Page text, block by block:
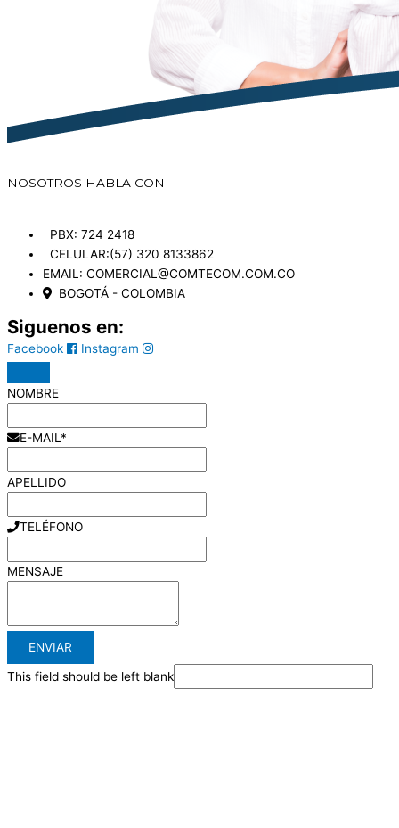
NOSOTROS HABLA CON
PBX: 724 2418
CELULAR:(57) 320 8133862
EMAIL: COMERCIAL@COMTECOM.COM.CO
BOGOTÁ - COLOMBIA
Siguenos en:
Facebook Instagram
NOMBRE
E-MAIL *
APELLIDO
TELÉFONO
MENSAJE
ENVIAR
This field should be left blank